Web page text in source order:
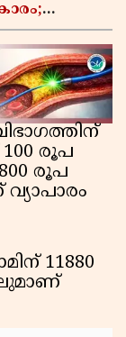
100 രൂപ
രൂപ
11880